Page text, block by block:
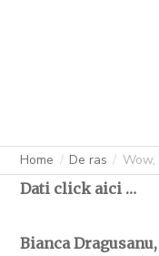
Home De ras Wow,
Dati click aici …
Bianca